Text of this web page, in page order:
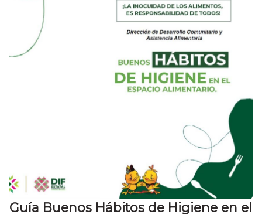
Guía Buenos Hábitos de Higiene en el